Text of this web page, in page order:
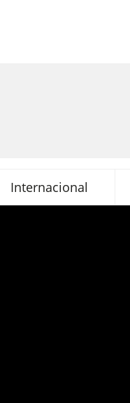
Internacional